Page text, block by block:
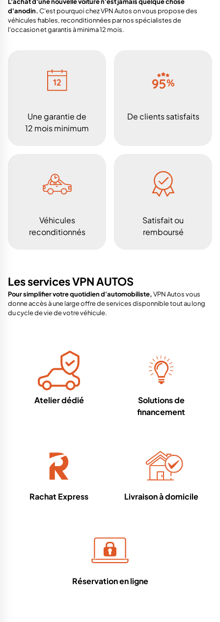
d'anodin.C'est pourquoi chez VPN Autos on vous propose des
véhicules fiables, reconditionnées par nos spécialistes de
l'occasion et garantis à minima 12 mois.
Une garantie de
12 mois minimum
De clients satisfaits
Véhicules
reconditionnés
Satisfait ou
remboursé
Les services VPN AUTOS
Pour simplifier votre quotidien d'automobiliste,VPN Autos vous
donne accès à une large offre de services disponnible tout au long
du cycle de vie de votre véhicule.
Atelier dédié
Solutions de
financement
Rachat Express Livraison à domicile
Réservation en ligne